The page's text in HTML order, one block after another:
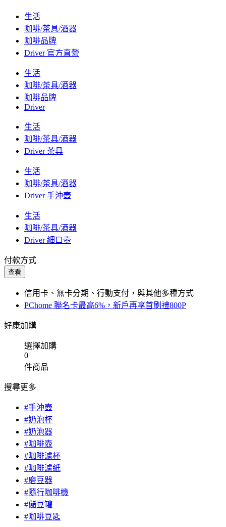
生活
咖啡/茶具/酒器
咖啡品牌
Driver 官方直營
生活
咖啡/茶具/酒器
咖啡品牌
Driver
生活
咖啡/茶具/酒器
Driver 茶具
生活
咖啡/茶具/酒器
Driver 手沖壺
生活
咖啡/茶具/酒器
Driver 細口壺
付款方式
查看
信用卡、無卡分期、行動支付，與其他多種方式
PChome 聯名卡最高6%，新戶再享首刷禮800P
好康加購
選擇加購
0
件商品
搜尋更多
#手沖壺
#奶泡杯
#奶泡器
#咖啡壺
#咖啡濾杯
#咖啡濾紙
#磨豆器
#隨行咖啡機
#儲豆罐
#咖啡豆匙